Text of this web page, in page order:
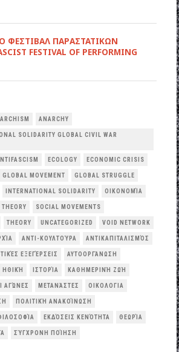
ΦΕΣΤΙΒΑΛ ΠΑΡΑΣΤΑΤΙΚΩΝ
FESTIVAL OF PERFORMING
ANARCHY
SOLIDARITY GLOBAL CIVIL WAR
ECOLOGY ECONOMIC CRISIS
GLOBAL MOVEMENT GLOBAL STRUGGLE
INTERNATIONAL SOLIDARITY OΙΚΟΝΟΜΊΑ
SOCIAL MOVEMENTS
THEORY UNCATEGORIZED VOID NETWORK
ΑΝΤΙ-ΚΟΥΛΤΟΎΡΑ ΑΝΤΙΚΑΠΙΤΑΛΙΣΜΌΣ
ΕΞΕΓΈΡΣΕΙΣ ΑΥΤΟΟΡΓΆΝΩΣΗ
ΗΘΙΚΉ ΙΣΤΟΡΊΑ ΚΑΘΗΜΕΡΙΝΉ ΖΩΉ
ΑΓΏΝΕΣ ΜΕΤΑΝΆΣΤΕΣ ΟΙΚΟΛΟΓΙΑ
ΠΟΛΙΤΙΚΉ ΑΝΑΚΟΊΝΩΣΗ
ΕΚΔΌΣΕΙΣ ΚΕΝΌΤΗΤΑ ΘΕΩΡΊΑ
ΣΎΓΧΡΟΝΗ ΠΟΊΗΣΗ